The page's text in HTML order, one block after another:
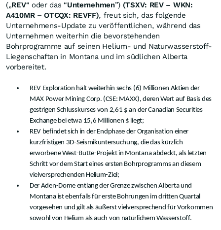
(„REV“ oder das “Unternehmen”) (TSXV: REV – WKN:
A410MR – OTCQX: REVFF), freut sich, das folgende
Unternehmens-Update zu veröffentlichen, während das
Unternehmen weiterhin die bevorstehenden
Bohrprogramme auf seinen Helium- und Naturwasserstoff-
Liegenschaften in Montana und im südlichen Alberta
vorbereitet.
REV Exploration hält weiterhin sechs (6) Millionen Aktien der
MAX Power Mining Corp. (CSE: MAXX), deren Wert auf Basis des
gestrigen Schlusskurses von 2,61 $ an der Canadian Securities
Exchange bei etwa 15,6 Millionen $ liegt;
REV befindet sich in der Endphase der Organisation einer
kurzfristigen 3D-Seismikuntersuchung, die das kürzlich
erworbene West-Butte-Projekt in Montana abdeckt, als letzten
Schritt vor dem Start eines ersten Bohrprogramms an diesem
vielversprechenden Helium-Ziel;
Der Aden-Dome entlang der Grenze zwischen Alberta und
Montana ist ebenfalls für erste Bohrungen im dritten Quartal
vorgesehen und gilt als äußerst vielversprechend für Vorkommen
sowohl von Helium als auch von natürlichem Wasserstoff.